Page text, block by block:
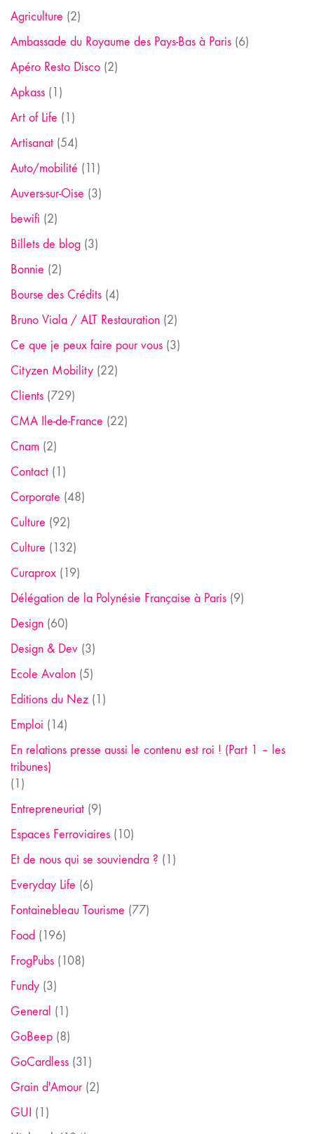
Agriculture (2)
Ambassade du Royaume des Pays-Bas à Paris (6)
Apéro Resto Disco (2)
Apkass (1)
Art of Life (1)
Artisanat (54)
Auto/mobilité (11)
Auvers-sur-Oise (3)
bewifi (2)
Billets de blog (3)
Bonnie (2)
Bourse des Crédits (4)
Bruno Viala / ALT Restauration (2)
Ce que je peux faire pour vous (3)
Cityzen Mobility (22)
Clients (729)
CMA Ile-de-France (22)
Cnam (2)
Contact (1)
Corporate (48)
Culture (92)
Culture (132)
Curaprox (19)
Délégation de la Polynésie Française à Paris (9)
Design (60)
Design & Dev (3)
Ecole Avalon (5)
Editions du Nez (1)
Emploi (14)
En relations presse aussi le contenu est roi ! (Part 1 – les
tribunes)
(1)
Entrepreneuriat (9)
Espaces Ferroviaires (10)
Et de nous qui se souviendra ? (1)
Everyday Life (6)
Fontainebleau Tourisme (77)
Food (196)
FrogPubs (108)
Fundy (3)
General (1)
GoBeep (8)
GoCardless (31)
Grain d'Amour(2)
GUI (1)